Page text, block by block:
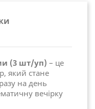
(3 шт/уп) – це
який стане
на день
вечірку